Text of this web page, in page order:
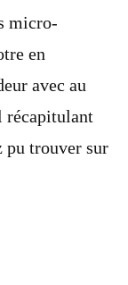
micro-
en
avec au
récapitulant
pu trouver sur